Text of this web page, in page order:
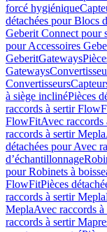
forcé hygiénique
détachées pour Blocs
Geberit Connect pour
pour Accessoires
GeberitGateways
Gateways
Convertisseurs
à siège inclinéPièces
raccords à sertir
FlowFitAvec raccords
raccords à sertir Mepla
détachées pour Avec
d’échantillonnage
pour Robinets à
FlowFitPièces
raccords à sertir Mepla
MeplaAvec raccords
raccords à sertir